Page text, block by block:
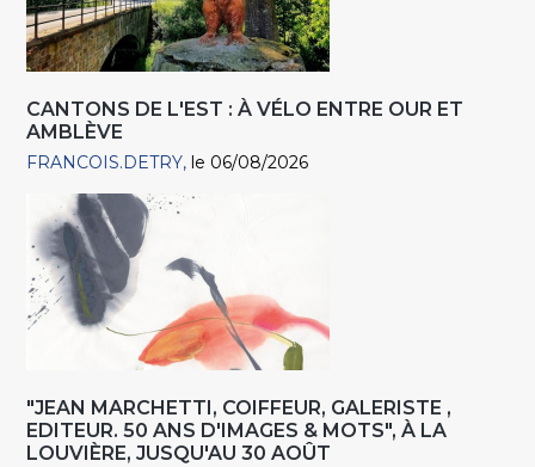
CANTONS DE L'EST : À VÉLO ENTRE OUR ET
AMBLÈVE
FRANCOIS.DETRY le 06/08/2026
"JEAN MARCHETTI, COIFFEUR, GALERISTE ,
EDITEUR. 50 ANS D'IMAGES & MOTS", À LA
LOUVIÈRE, JUSQU'AU 30 AOÛT